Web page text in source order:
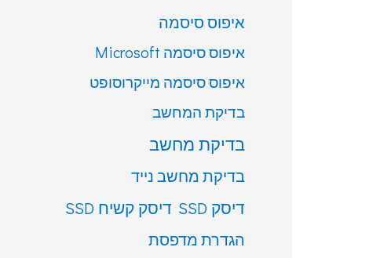
איפוס סיסמה
איפוס סיסמה Microsoft
איפוס סיסמה מייקרוסופט
בדיקת המחשב
בדיקת מחשב
בדיקת מחשב נייד
דיסק SSD דיסק קשיח SSD
הגדרת מדפסת